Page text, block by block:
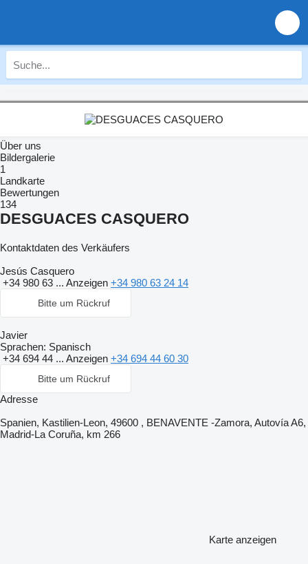
Über uns
Bildergalerie
1
Landkarte
Bewertungen
134
DESGUACES CASQUERO
Kontaktdaten des Verkäufers
Jesús Casquero
+34 980 63 ... Anzeigen +34 980 63 24 14
Bitte um Rückruf
Javier
Sprachen: Spanisch
+34 694 44 ... Anzeigen +34 694 44 60 30
Bitte um Rückruf
Adresse
Spanien, Kastilien-Leon, 49600 , BENAVENTE -Zamora, Autovía A6,
Madrid-La Coruña, km 266
Karte anzeigen